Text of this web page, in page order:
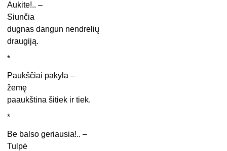
Aukite!.. –
Siunčia
dugnas dangun nendrelių
draugiją.
*
Paukščiai pakyla –
žemę
paaukština šitiek ir tiek.
*
Be balso geriausia!.. –
Tulpė